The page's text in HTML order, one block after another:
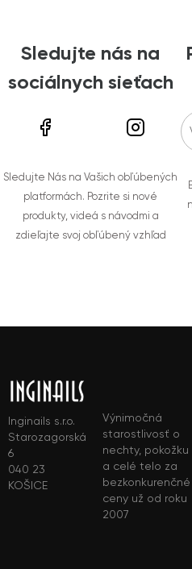
Sledujte nás na
sociálnych sieťach
Sledujte Nás na Vašich obľúbených
platformách. Pozrite si nové
produkty, videá s návodmi a
zdieľajte svoj obľúbený vzhľad
Inginails s.r.o.
Starozagorská
6
040 23
KOŠICE
Výnimočná
starostlivosť o
nechty, pokožku
a celé telo za
bezkonkurenčné
ceny už od roku
2007